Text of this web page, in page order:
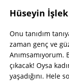
Hüseyin
Onu tanıdım
zaman genç ve
Anımsamıyorum.
çıkacak! Oysa
yaşadığını. Hele